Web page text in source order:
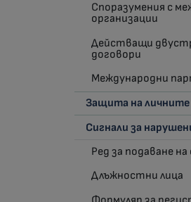
Споразумения с
организации
Действащи
договори
Международни
Защита на личните
Сигнали за
Ред за подаване
Длъжностни лица